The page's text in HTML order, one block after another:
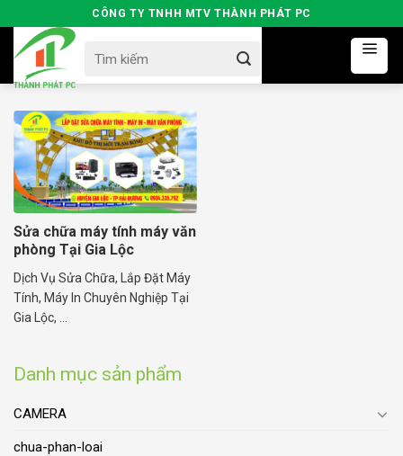
to
content
CÔNG TY TNHH MTV THÀNH PHÁT PC
for:
Danh mục sản phẩm
CAMERA
chua-phan-loai
Sửa chữa máy tính máy văn
phòng Tại Gia Lộc
Dịch Vụ Sửa Chữa, Lắp Đặt Máy
Tính, Máy In Chuyên Nghiệp Tại
Gia Lộc, ...